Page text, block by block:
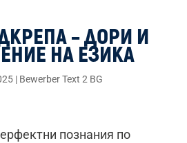
– ДОРИ И
НА ЕЗИКА
| Bewerber Text 2 BG
познания по